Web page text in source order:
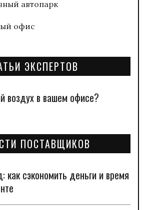
автопарк
офис
ЭКСПЕРТОВ
воздух в вашем офисе?
ПОСТАВЩИКОВ
как сэкономить деньги и время